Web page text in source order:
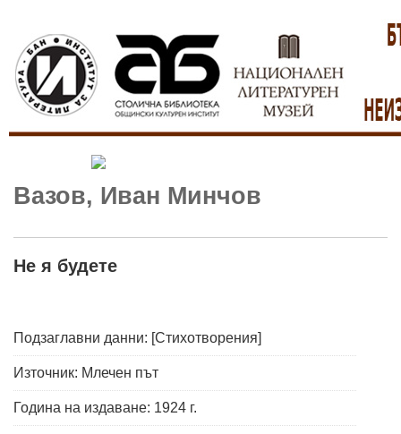
Вазов, Иван Минчов
Не я будете
Подзаглавни данни: [Стихотворения]
Източник: Млечен път
Година на издаване: 1924 г.